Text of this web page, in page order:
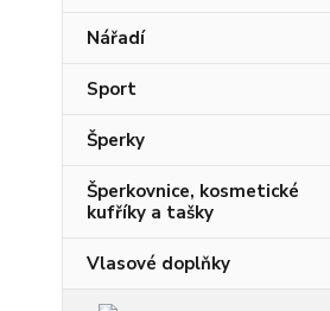
Nářadí
Sport
Šperky
Šperkovnice, kosmetické
kufříky a tašky
Vlasové doplňky